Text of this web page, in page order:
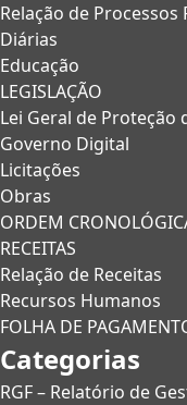
Relação de Processos
Diárias
Educação
LEGISLAÇÃO
Lei Geral de Proteção
Governo Digital
Licitações
Obras
ORDEM
RECEITAS
Relação de Receitas
Recursos Humanos
FOLHA DE
Categorias
RGF – Relatório de